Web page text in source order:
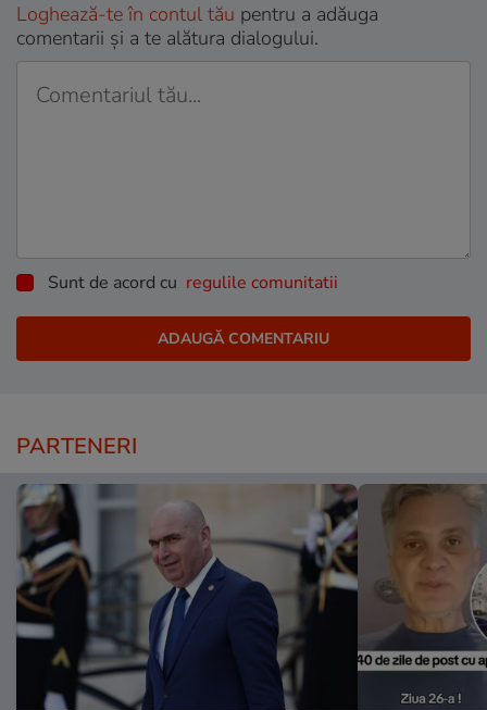
Loghează-te în contul tău pentru a adăuga
comentarii și a te alătura dialogului.
Sunt de acord cu regulile comunitatii
PARTENERI